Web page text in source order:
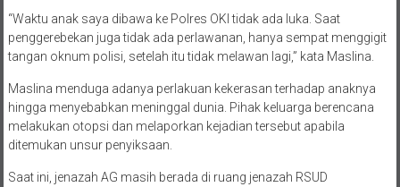
“Waktu anak saya dibawa ke Polres OKI tidak ada luka. Saat
penggerebekan juga tidak ada perlawanan, hanya sempat menggigit
tangan oknum polisi, setelah itu tidak melawan lagi,” kata Maslina.
Maslina menduga adanya perlakuan kekerasan terhadap anaknya
hingga menyebabkan meninggal dunia. Pihak keluarga berencana
melakukan otopsi dan melaporkan kejadian tersebut apabila
ditemukan unsur penyiksaan.
Saat ini, jenazah AG masih berada di ruang jenazah RSUD